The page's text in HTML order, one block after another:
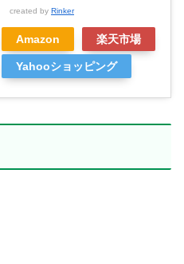
created by Rinker
Amazon 楽天市場
Yahooショッピング